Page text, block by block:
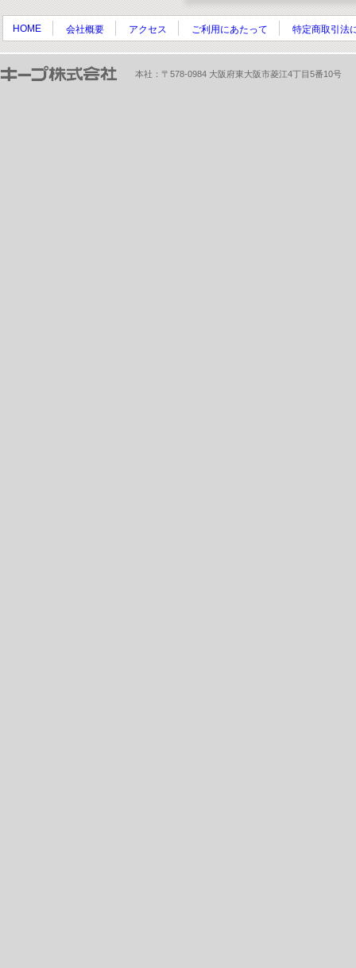
HOME 会社概要 アクセス ご利用にあたって 特定商取引法
本社：〒578-0984 大阪府東大阪市菱江4丁目5番10号